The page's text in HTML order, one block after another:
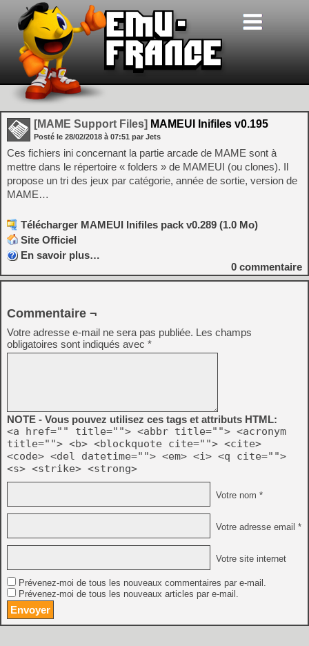
[MAME Support Files] MAMEUI Inifiles v0.195
Posté le 28/02/2018 à 07:51 par Jets
Ces fichiers ini concernant la partie arcade de MAME sont à
mettre dans le répertoire « folders » de MAMEUI (ou clones). Il
propose un tri des jeux par catégorie, année de sortie, version de
MAME…
Télécharger MAMEUI Inifiles pack v0.289 (1.0 Mo)
Site Officiel
En savoir plus…
0 commentaire
Commentaire ¬
Votre adresse e-mail ne sera pas publiée. Les champs
obligatoires sont indiqués avec *
NOTE - Vous pouvez utilisez ces tags et attributs HTML:
<a href="" title=""> <abbr title=""> <acronym
title=""> <b> <blockquote cite=""> <cite>
<code> <del datetime=""> <em> <i> <q cite="">
<s> <strike> <strong>
Votre nom *
Votre adresse email *
Votre site internet
Prévenez-moi de tous les nouveaux commentaires par e-mail.
Prévenez-moi de tous les nouveaux articles par e-mail.